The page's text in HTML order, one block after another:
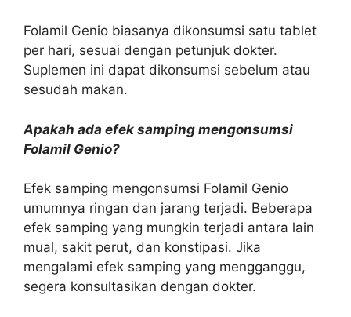
Folamil Genio biasanya dikonsumsi satu tablet
per hari, sesuai dengan petunjuk dokter.
Suplemen ini dapat dikonsumsi sebelum atau
sesudah makan.
Apakah ada efek samping mengonsumsi
Folamil Genio?
Efek samping mengonsumsi Folamil Genio
umumnya ringan dan jarang terjadi. Beberapa
efek samping yang mungkin terjadi antara lain
mual, sakit perut, dan konstipasi. Jika
mengalami efek samping yang mengganggu,
segera konsultasikan dengan dokter.